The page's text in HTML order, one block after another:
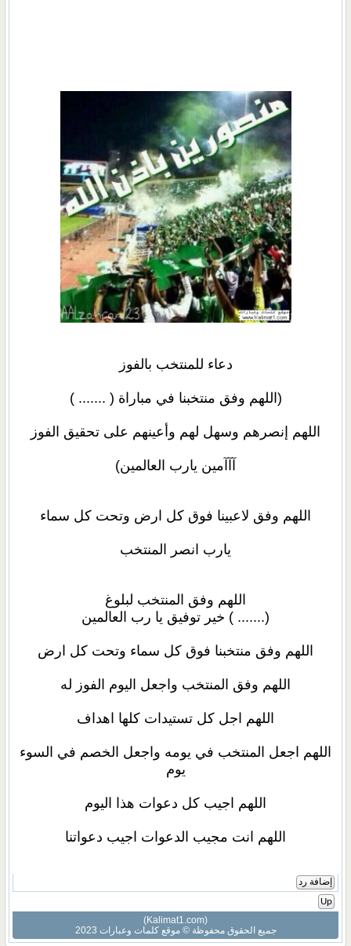
دعاء للمنتخب بالفوز
(اللهم وفق منتخبنا في مباراة ( ....... )
اللهم إنصرهم وسهل لهم وأعينهم على تحقيق الفوز
آآآمين يارب العالمين)
اللهم وفق لاعبينا فوق كل ارض وتحت كل سماء
يارب انصر المنتخب
اللهم وفق المنتخب لبلوغ
(....... ) خير توفيق يا رب العالمين
اللهم وفق منتخبنا فوق كل سماء وتحت كل ارض
اللهم وفق المنتخب واجعل اليوم الفوز له
اللهم اجل كل تستيدات كلها اهداف
اللهم اجعل المنتخب في يومه واجعل الخصم في السوء
يوم
اللهم اجيب كل دعوات هذا اليوم
اللهم انت مجيب الدعوات اجيب دعواتنا
إضافة رد
Up
(Kalimat1.com)
جميع الحقوق محفوظة © موقع كلمات وعبارات 2023